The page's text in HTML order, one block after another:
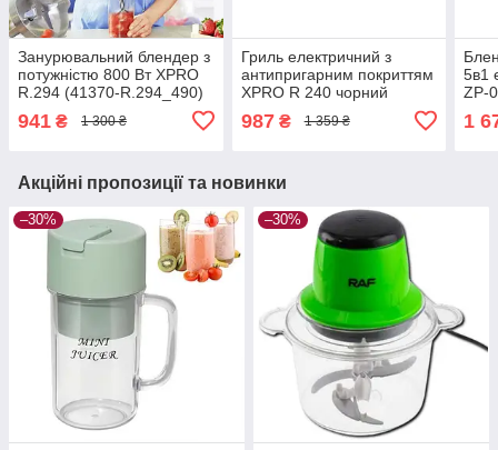
Занурювальний блендер з
потужністю 800 Вт XPRO
R.294 (41370-R.294_490)
941 ₴ 1 300 ₴
Гриль електричний з
антипригарним покриттям
XPRO R 240 чорний
987₴ 1 359 ₴
5в1
ZP-
1
Акційні пропозиції та новинки
–30% –30%